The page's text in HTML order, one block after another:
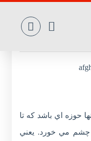
حوزه اي باشد که تا
چشم مي خورد. يعني